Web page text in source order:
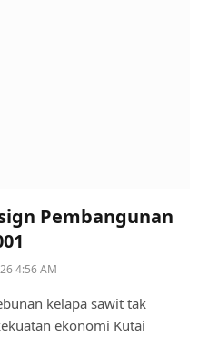
Pembangunan
4:56 AM
kelapa sawit tak
ekonomi Kutai